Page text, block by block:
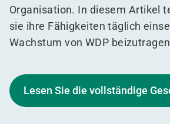
Organisation. In diesem Artikel
sie ihre Fähigkeiten täglich
Wachstum von WDP
Lesen Sie die vollständige